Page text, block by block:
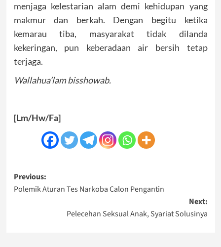
menjaga kelestarian alam demi kehidupan yang
makmur dan berkah. Dengan begitu ketika
kemarau tiba, masyarakat tidak dilanda
kekeringan, pun keberadaan air bersih tetap
terjaga.
Wallahua’lam bisshowab.
[Lm/Hw/Fa]
Post
navigation
Previous:
Polemik Aturan Tes Narkoba Calon Pengantin
Next:
Pelecehan Seksual Anak, Syariat Solusinya